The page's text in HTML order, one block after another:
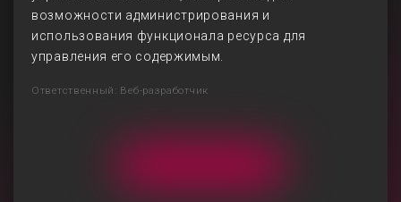
возможности администрирования и
использования функционала ресурса для
управления его содержимым.
Ответственный: Веб-разработчик